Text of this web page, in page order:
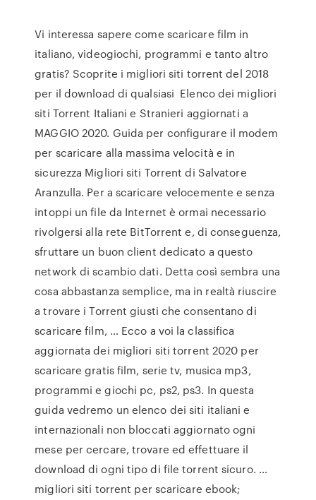
Vi interessa sapere come scaricare film in
italiano, videogiochi, programmi e tanto altro
gratis? Scoprite i migliori siti torrent del 2018
per il download di qualsiasi Elenco dei migliori
siti Torrent Italiani e Stranieri aggiornati a
MAGGIO 2020. Guida per configurare il modem
per scaricare alla massima velocità e in
sicurezza Migliori siti Torrent di Salvatore
Aranzulla. Per a scaricare velocemente e senza
intoppi un file da Internet è ormai necessario
rivolgersi alla rete BitTorrent e, di conseguenza,
sfruttare un buon client dedicato a questo
network di scambio dati. Detta così sembra una
cosa abbastanza semplice, ma in realtà riuscire
a trovare i Torrent giusti che consentano di
scaricare film, … Ecco a voi la classifica
aggiornata dei migliori siti torrent 2020 per
scaricare gratis film, serie tv, musica mp3,
programmi e giochi pc, ps2, ps3. In questa
guida vedremo un elenco dei siti italiani e
internazionali non bloccati aggiornato ogni
mese per cercare, trovare ed effettuare il
download di ogni tipo di file torrent sicuro. …
migliori siti torrent per scaricare ebook;